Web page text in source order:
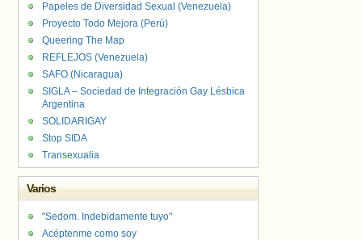
Papeles de Diversidad Sexual (Venezuela)
Proyecto Todo Mejora (Perú)
Queering The Map
REFLEJOS (Venezuela)
SAFO (Nicaragua)
SIGLA – Sociedad de Integración Gay Lésbica
Argentina
SOLIDARIGAY
Stop SIDA
Transexualia
Varios
"Sedom. Indebidamente tuyo"
Acéptenme como soy